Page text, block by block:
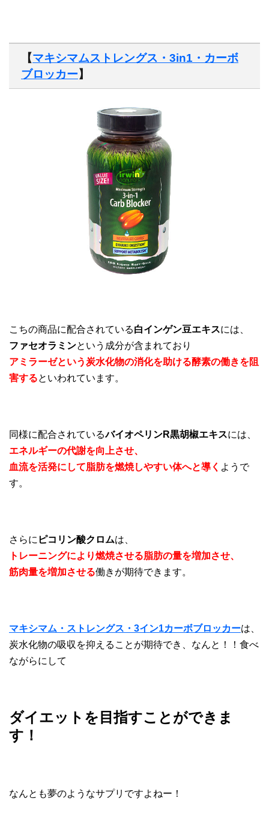
【マキシマムストレングス・3in1・カーボ
ブロッカー】
こちの商品に配合されている白インゲン豆エキスには、
ファセオラミンという成分が含まれており
アミラーゼという炭水化物の消化を助ける酵素の働きを阻
害するといわれています。
同様に配合されているバイオペリンR黒胡椒エキスには、
エネルギーの代謝を向上させ、
血流を活発にして脂肪を燃焼しやすい体へと導く ようで
す。
さらに ピコリン酸クロムは、
トレーニングにより燃焼させる脂肪の量を増加させ、
筋肉量を増加させる働きが期待できます。
マキシマム・ストレングス・3イン1カーボブロッカーは、
炭水化物の吸収を抑えることが期待でき、なんと！！食べ
ながらにして
ダイエットを目指すことができま
す！
なんとも夢のようなサプリですよねー！